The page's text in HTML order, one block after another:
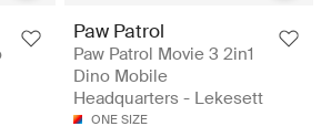
Paw Patrol
Paw Patrol Movie 3 2in1
Dino Mobile
Headquarters - Lekesett
ONE SIZE